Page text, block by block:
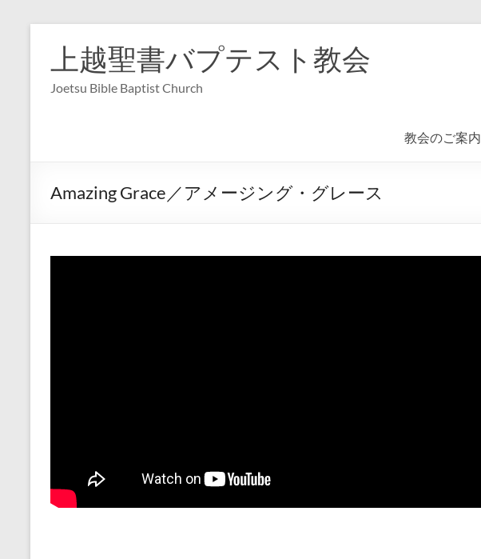
上越聖書バプテスト教会
Joetsu Bible Baptist Church
教会のご案内
Amazing Grace／アメージング・グレース